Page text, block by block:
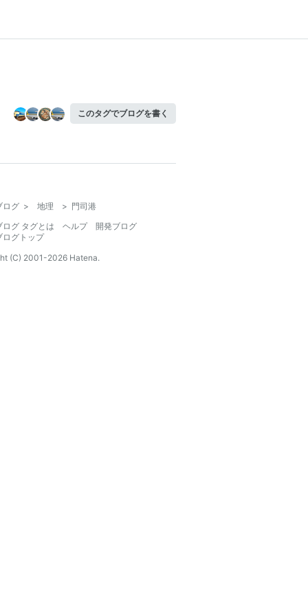
このタグでブログを書く
ログ > 地理 > 門司港
ログ タグとは
ヘルプ
開発ブログ
ログトップ
(C) 2001-2026 Hatena.